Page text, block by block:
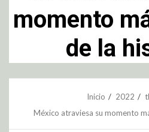
momento
de la
Inicio 2022
México atraviesa su momento